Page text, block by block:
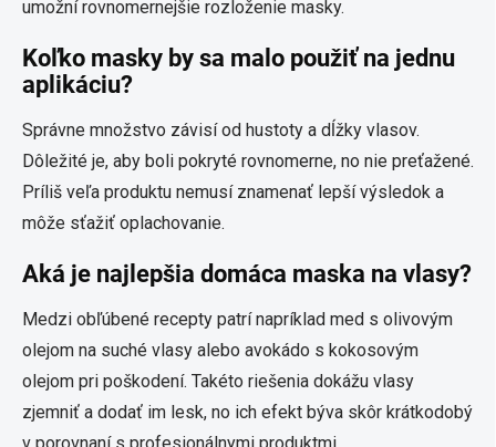
umožní rovnomernejšie rozloženie masky.
Koľko masky by sa malo použiť na jednu
aplikáciu?
Správne množstvo závisí od hustoty a dĺžky vlasov.
Dôležité je, aby boli pokryté rovnomerne, no nie preťažené.
Príliš veľa produktu nemusí znamenať lepší výsledok a
môže sťažiť oplachovanie.
Aká je najlepšia domáca maska na vlasy?
Medzi obľúbené recepty patrí napríklad med s olivovým
olejom na suché vlasy alebo avokádo s kokosovým
olejom pri poškodení. Takéto riešenia dokážu vlasy
zjemniť a dodať im lesk, no ich efekt býva skôr krátkodobý
v porovnaní s profesionálnymi produktmi.